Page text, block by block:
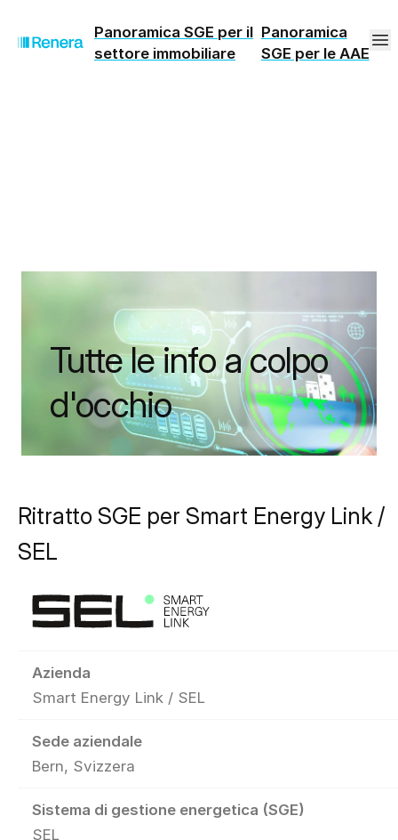
Panoramica SGE per il
settore immobiliare
Panoramica
SGE per le AAE
Tutte le info a colpo
d'occhio
Ritratto SGE per Smart Energy Link /
SEL
Azienda
Smart Energy Link / SEL
Sede aziendale
Bern, Svizzera
Sistema di gestione energetica (SGE)
SEL